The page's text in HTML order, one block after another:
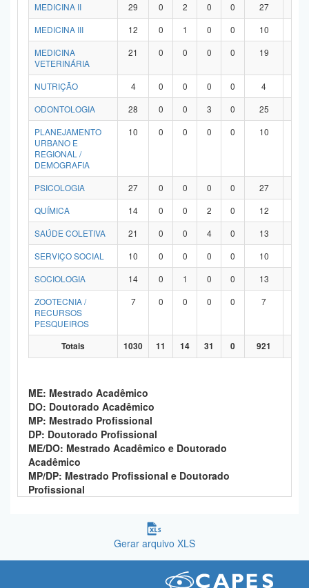
MEDICINA II
29 0 2 0 0 27
MEDICINA III
12 0 1 0 0 10
MEDICINA
VETERINÁRIA
21 0 0 0 0 19
NUTRIÇÃO 4 0 0 0 0 4
ODONTOLOGIA
28 0 0 3 0 25
PLANEJAMENTO
URBANO E
REGIONAL /
DEMOGRAFIA
10 0 0 0 0 10
PSICOLOGIA 27 0 0 0 0 27
QUÍMICA
14 0 0 2 0 12
SAÚDE COLETIVA
21 0 0 4 0 13
SERVIÇO SOCIAL
10 0 0 0 0 10
SOCIOLOGIA
14 0 1 0 0 13
ZOOTECNIA /
RECURSOS
PESQUEIROS
7 0 0 0 0 7
Totais 1030 11 14 31 0 921
ME: Mestrado Acadêmico
DO: Doutorado Acadêmico
MP: Mestrado Profissional
DP: Doutorado Profissional
ME/DO: Mestrado Acadêmico e Doutorado
Acadêmico
MP/DP: Mestrado Profissional e Doutorado
Profissional
Gerar arquivo XLS